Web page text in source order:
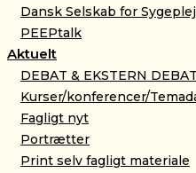
Dansk Selskab for
PEEPtalk
Aktuelt
DEBAT & EKSTERN DEBAT
Kurser/konferencer/
Fagligt nyt
Portrætter
Print selv fagligt materiale